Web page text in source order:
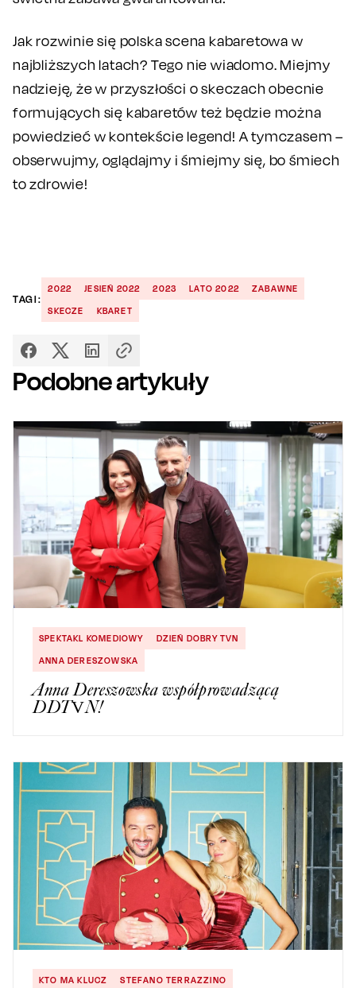
Jak rozwinie się polska scena kabaretowa w
najbliższych latach? Tego nie wiadomo. Miejmy
nadzieję, że w przyszłości o skeczach obecnie
formujących się kabaretów też będzie można
powiedzieć w kontekście legend! A tymczasem –
obserwujmy, oglądajmy i śmiejmy się, bo śmiech
to zdrowie!
TAGI:
2022 JESIEŃ 2022 2023 LATO 2022
ZABAWNE
SKECZE
KBARET
Podobne artykuły
SPEKTAKL KOMEDIOWY
DZIEŃ DOBRY TVN
ANNA DERESZOWSKA
Anna Dereszowska współprowadzącą
DDTVN!
KTO MA KLUCZ
STEFANO TERRAZZINO